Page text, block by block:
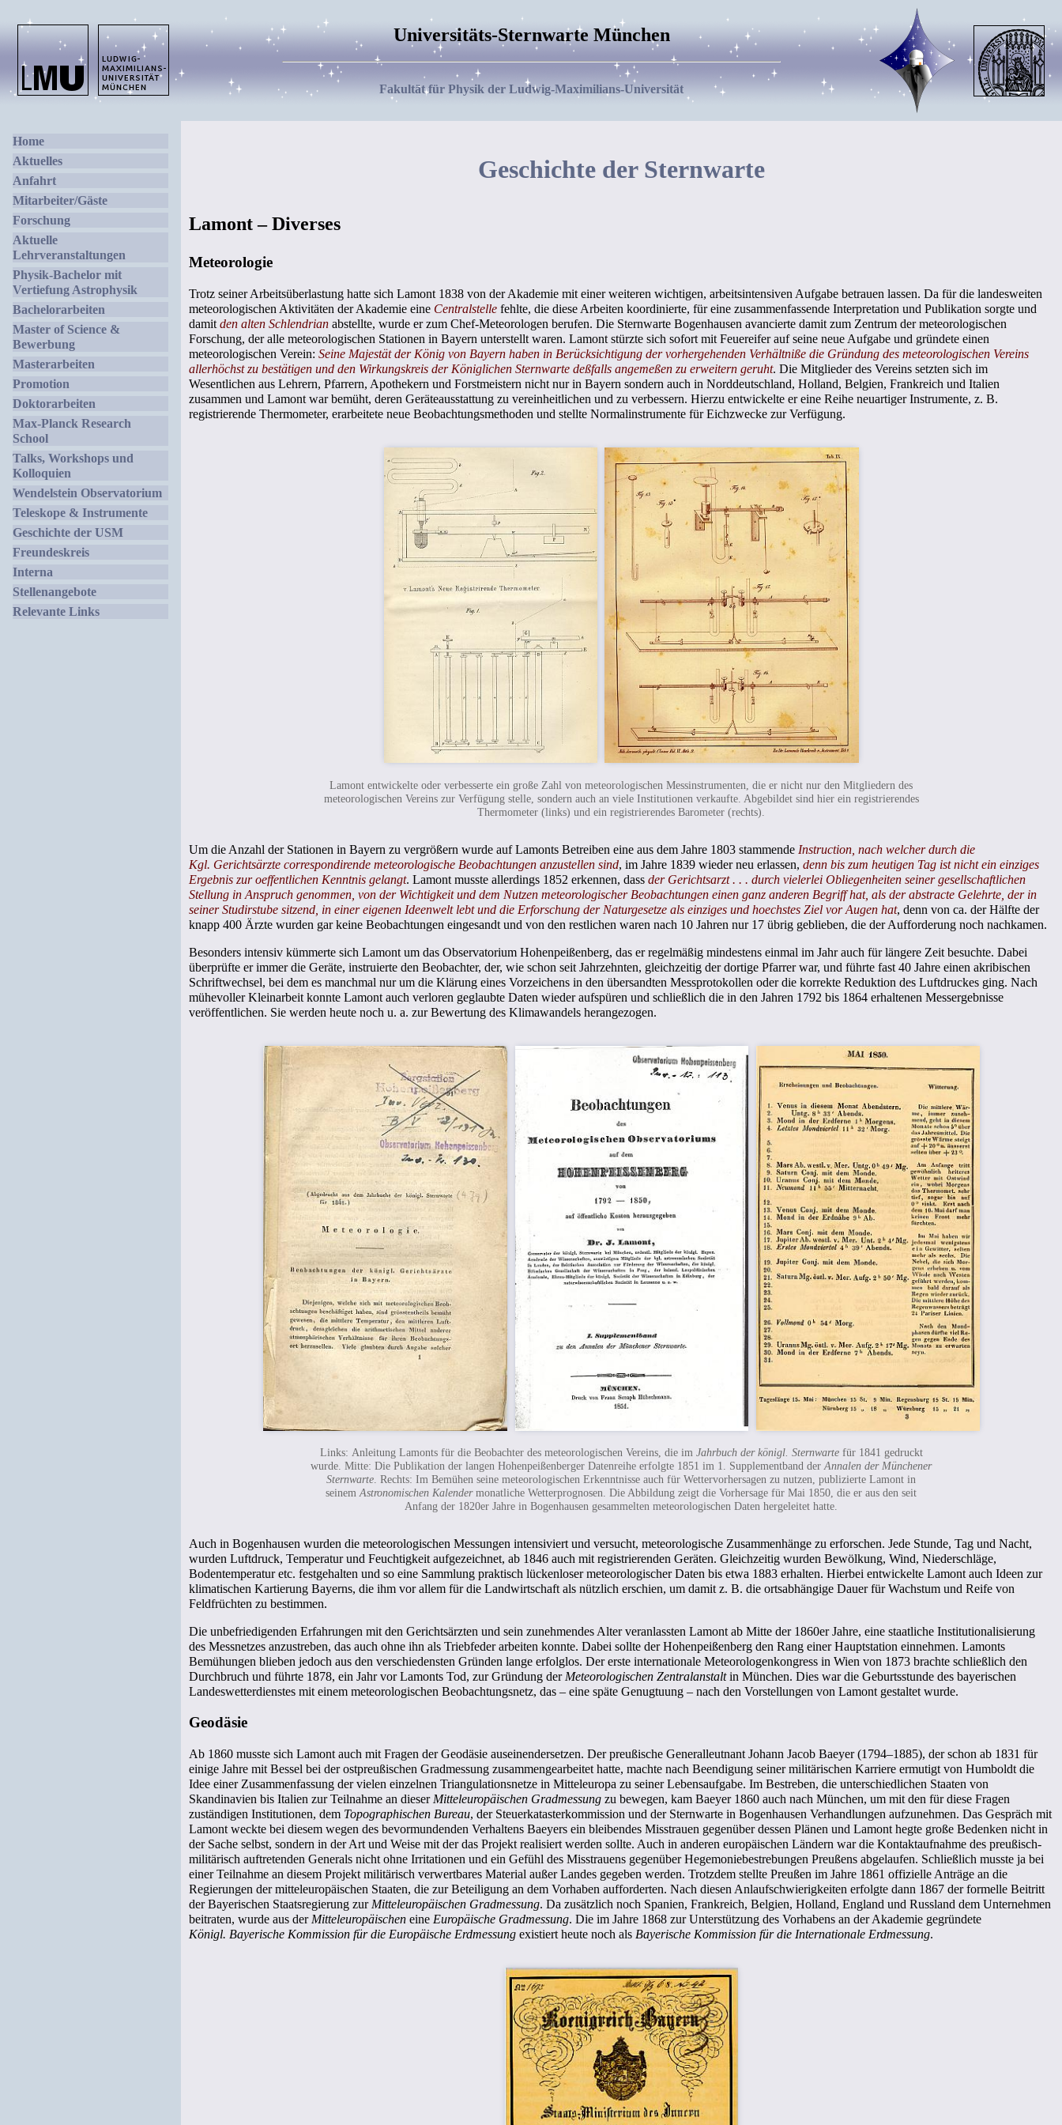
Universitäts-Sternwarte München
Fakultät für Physik der Ludwig-Maximilians-Universität
Home
Aktuelles
Anfahrt
Mitarbeiter/Gäste
Forschung
Aktuelle
Lehrveranstaltungen
Physik-Bachelor mit
Vertiefung Astrophysik
Bachelorarbeiten
Master of Science &
Bewerbung
Masterarbeiten
Promotion
Doktorarbeiten
Max-Planck Research
School
Talks, Workshops und
Kolloquien
Wendelstein Observatorium
Teleskope & Instrumente
Geschichte der USM
Freundeskreis
Interna
Stellenangebote
Relevante Links
Geschichte der Sternwarte
Lamont – Diverses
Meteorologie
Trotz seiner Arbeitsüberlastung hatte sich Lamont 1838 von der Akademie mit einer weiteren wichtigen, arbeitsintensiven Aufgabe betrauen lassen. Da für die landesweiten
meteorologischen Aktivitäten der Akademie eine Centralstelle fehlte, die diese Arbeiten koordinierte, für eine zusammenfassende Interpretation und Publikation sorgte und
damit den alten Schlendrian abstellte, wurde er zum Chef-Meteorologen berufen. Die Sternwarte Bogenhausen avancierte damit zum Zentrum der meteorologischen
Forschung, der alle meteorologischen Stationen in Bayern unterstellt waren. Lamont stürzte sich sofort mit Feuereifer auf seine neue Aufgabe und gründete einen
meteorologischen Verein: Seine Majestät der König von Bayern haben in Berücksichtigung der vorhergehenden Verhältniße die Gründung des meteorologischen Vereins
allerhöchst zu bestätigen und den Wirkungskreis der Königlichen Sternwarte deßfalls angemeßen zu erweitern geruht. Die Mitglieder des Vereins setzten sich im
Wesentlichen aus Lehrern, Pfarrern, Apothekern und Forstmeistern nicht nur in Bayern sondern auch in Norddeutschland, Holland, Belgien, Frankreich und Italien
zusammen und Lamont war bemüht, deren Geräteausstattung zu vereinheitlichen und zu verbessern. Hierzu entwickelte er eine Reihe neuartiger Instrumente, z. B.
registrierende Thermometer, erarbeitete neue Beobachtungsmethoden und stellte Normalinstrumente für Eichzwecke zur Verfügung.
Lamont entwickelte oder verbesserte ein große Zahl von meteorologischen Messinstrumenten, die er nicht nur den Mitgliedern des
meteorologischen Vereins zur Verfügung stelle, sondern auch an viele Institutionen verkaufte. Abgebildet sind hier ein registrierendes
Thermometer (links) und ein registrierendes Barometer (rechts).
Um die Anzahl der Stationen in Bayern zu vergrößern wurde auf Lamonts Betreiben eine aus dem Jahre 1803 stammende Instruction, nach welcher durch die
Kgl. Gerichtsärzte correspondirende meteorologische Beobachtungen anzustellen sind, im Jahre 1839 wieder neu erlassen, denn bis zum heutigen Tag ist nicht ein einziges
Ergebnis zur oeffentlichen Kenntnis gelangt. Lamont musste allerdings 1852 erkennen, dass der Gerichtsarzt . . . durch vielerlei Obliegenheiten seiner gesellschaftlichen
Stellung in Anspruch genommen, von der Wichtigkeit und dem Nutzen meteorologischer Beobachtungen einen ganz anderen Begriff hat, als der abstracte Gelehrte, der in
seiner Studirstube sitzend, in einer eigenen Ideenwelt lebt und die Erforschung der Naturgesetze als einziges und hoechstes Ziel vor Augen hat, denn von ca. der Hälfte der
knapp 400 Ärzte wurden gar keine Beobachtungen eingesandt und von den restlichen waren nach 10 Jahren nur 17 übrig geblieben, die der Aufforderung noch nachkamen.
Besonders intensiv kümmerte sich Lamont um das Observatorium Hohenpeißenberg, das er regelmäßig mindestens einmal im Jahr auch für längere Zeit besuchte. Dabei
überprüfte er immer die Geräte, instruierte den Beobachter, der, wie schon seit Jahrzehnten, gleichzeitig der dortige Pfarrer war, und führte fast 40 Jahre einen akribischen
Schriftwechsel, bei dem es manchmal nur um die Klärung eines Vorzeichens in den übersandten Messprotokollen oder die korrekte Reduktion des Luftdruckes ging. Nach
mühevoller Kleinarbeit konnte Lamont auch verloren geglaubte Daten wieder aufspüren und schließlich die in den Jahren 1792 bis 1864 erhaltenen Messergebnisse
veröffentlichen. Sie werden heute noch u. a. zur Bewertung des Klimawandels herangezogen.
Links: Anleitung Lamonts für die Beobachter des meteorologischen Vereins, die im Jahrbuch der königl. Sternwartefür 1841 gedruckt
wurde. Mitte: Die Publikation der langen Hohenpeißenberger Datenreihe erfolgte 1851 im 1. Supplementband derAnnalen der Münchener
Sternwarte. Rechts: Im Bemühen seine meteorologischen Erkenntnisse auch für Wettervorhersagen zu nutzen, publizierte Lamont in
seinemAstronomischen Kalendermonatliche Wetterprognosen. Die Abbildung zeigt die Vorhersage für Mai 1850, die er aus den seit
Anfang der 1820er Jahre in Bogenhausen gesammelten meteorologischen Daten hergeleitet hatte.
Auch in Bogenhausen wurden die meteorologischen Messungen intensiviert und versucht, meteorologische Zusammenhänge zu erforschen. Jede Stunde, Tag und Nacht,
wurden Luftdruck, Temperatur und Feuchtigkeit aufgezeichnet, ab 1846 auch mit registrierenden Geräten. Gleichzeitig wurden Bewölkung, Wind, Niederschläge,
Bodentemperatur etc. festgehalten und so eine Sammlung praktisch lückenloser meteorologischer Daten bis etwa 1883 erhalten. Hierbei entwickelte Lamont auch Ideen zur
klimatischen Kartierung Bayerns, die ihm vor allem für die Landwirtschaft als nützlich erschien, um damit z. B. die ortsabhängige Dauer für Wachstum und Reife von
Feldfrüchten zu bestimmen.
Die unbefriedigenden Erfahrungen mit den Gerichtsärzten und sein zunehmendes Alter veranlassten Lamont ab Mitte der 1860er Jahre, eine staatliche Institutionalisierung
des Messnetzes anzustreben, das auch ohne ihn als Triebfeder arbeiten konnte. Dabei sollte der Hohenpeißenberg den Rang einer Hauptstation einnehmen. Lamonts
Bemühungen blieben jedoch aus den verschiedensten Gründen lange erfolglos. Der erste internationale Meteorologenkongress in Wien von 1873 brachte schließlich den
Durchbruch und führte 1878, ein Jahr vor Lamonts Tod, zur Gründung der Meteorologischen Zentralanstaltin München. Dies war die Geburtsstunde des bayerischen
Landeswetterdienstes mit einem meteorologischen Beobachtungsnetz, das – eine späte Genugtuung – nach den Vorstellungen von Lamont gestaltet wurde.
Geodäsie
Ab 1860 musste sich Lamont auch mit Fragen der Geodäsie auseinendersetzen. Der preußische Generalleutnant Johann Jacob Baeyer (1794–1885), der schon ab 1831 für
einige Jahre mit Bessel bei der ostpreußischen Gradmessung zusammengearbeitet hatte, machte nach Beendigung seiner militärischen Karriere ermutigt von Humboldt die
Idee einer Zusammenfassung der vielen einzelnen Triangulationsnetze in Mitteleuropa zu seiner Lebensaufgabe. Im Bestreben, die unterschiedlichen Staaten von
Skandinavien bis Italien zur Teilnahme an dieser Mitteleuropäischen Gradmessung zu bewegen, kam Baeyer 1860 auch nach München, um mit den für diese Fragen
zuständigen Institutionen, dem Topographischen Bureau, der Steuerkatasterkommission und der Sternwarte in Bogenhausen Verhandlungen aufzunehmen. Das Gespräch mit
Lamont weckte bei diesem wegen des bevormundenden Verhaltens Baeyers ein bleibendes Misstrauen gegenüber dessen Plänen und Lamont hegte große Bedenken nicht in
der Sache selbst, sondern in der Art und Weise mit der das Projekt realisiert werden sollte. Auch in anderen europäischen Ländern war die Kontaktaufnahme des preußisch-
militärisch auftretenden Generals nicht ohne Irritationen und ein Gefühl des Misstrauens gegenüber Hegemoniebestrebungen Preußens abgelaufen. Schließlich musste ja bei
einer Teilnahme an diesem Projekt militärisch verwertbares Material außer Landes gegeben werden. Trotzdem stellte Preußen im Jahre 1861 offizielle Anträge an die
Regierungen der mitteleuropäischen Staaten, die zur Beteiligung an dem Vorhaben aufforderten. Nach diesen Anlaufschwierigkeiten erfolgte dann 1867 der formelle Beitritt
der Bayerischen Staatsregierung zur Mitteleuropäischen Gradmessung. Da zusätzlich noch Spanien, Frankreich, Belgien, Holland, England und Russland dem Unternehmen
beitraten, wurde aus der Mitteleuropäischen eine Europäische Gradmessung. Die im Jahre 1868 zur Unterstützung des Vorhabens an der Akademie gegründete
Königl. Bayerische Kommission für die Europäische Erdmessung existiert heute noch als Bayerische Kommission für die Internationale Erdmessung.